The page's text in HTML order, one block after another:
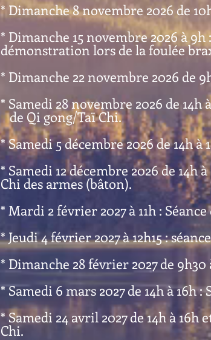
* Dimanche 8 novembre 2026 de
* Dimanche 15 novembre 2026 à 9h
démonstration lors de la foulée
* Dimanche 22 novembre 2026 de
* Samedi 28 novembre 2026 de 14h
de Qi gong/Taï Chi.
* Samedi 5 décembre 2026 de 14h
* Samedi 12 décembre 2026 de 14h
Chi des armes (bâton).
* Mardi 2 février 2027 à 11h :
* Jeudi 4 février 2027 à 12h15 :
* Dimanche 28 février 2027 de
* Samedi 6 mars 2027 de 14h à 16h :
* Samedi 24 avril 2027 de 14h à 16h
Chi.